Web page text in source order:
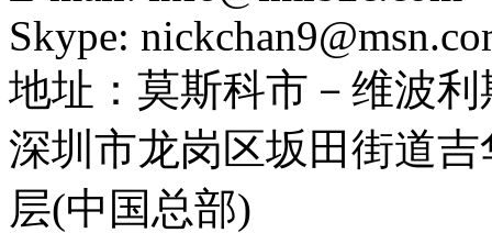
Skype:
地址： 莫斯科市－维波
深圳市龙岗区坂田街道
层(中国总部)